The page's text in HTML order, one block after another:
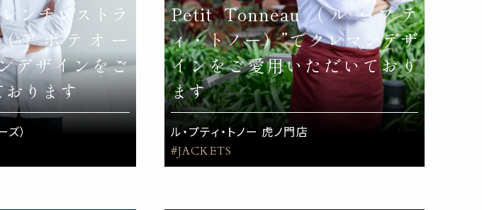
ンチレストラ
アポテオー
デザインをご
おります
）
Petit Tonneau（ル・プテ
ィ・トノー）”でクレマンデザ
インをご愛用いただいており
ます
ル・プティ・トノー 虎ノ門店
#JACKETS